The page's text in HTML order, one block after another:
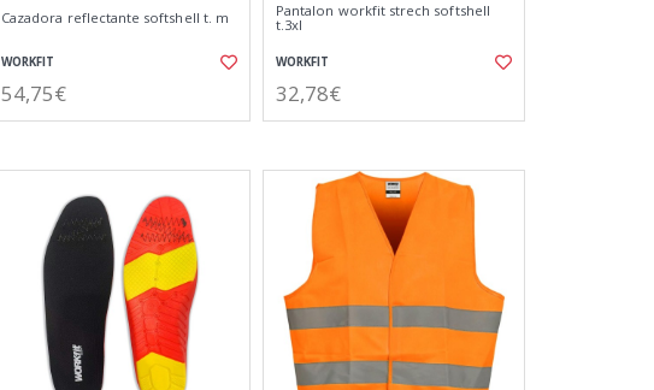
Cazadora reflectante softshell t. m
WORKFIT
54,75€
Pantalon workfit strech softshell
t.3xl
WORKFIT
32,78€